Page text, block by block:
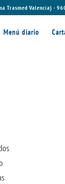
Trasmed Valencia) -
Menú diario